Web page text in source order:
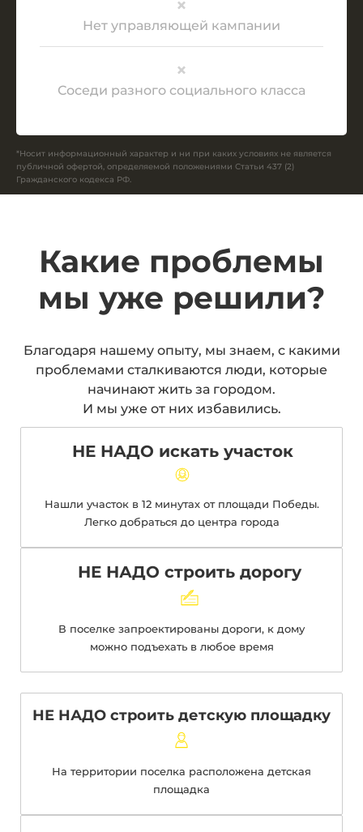
Нет управляющей кампании
Соседи разного социального класса
*Носит информационный характер и ни при каких условиях не является
публичной офертой, определяемой положениями Статьи 437 (2)
Гражданского кодекса РФ.
Какие проблемы
мы уже решили?
Благодаря нашему опыту, мы знаем, с какими
проблемами сталкиваются люди, которые
начинают жить за городом.
И мы уже от них избавились.
НЕ НАДО искать участок
Нашли участок в 12 минутах от площади Победы.
Легко добраться до центра города
НЕ НАДО строить дорогу
В поселке запроектированы дороги, к дому
можно подъехать в любое время
НЕ НАДО строить детскую площадку
На территории поселка расположена детская
площадка